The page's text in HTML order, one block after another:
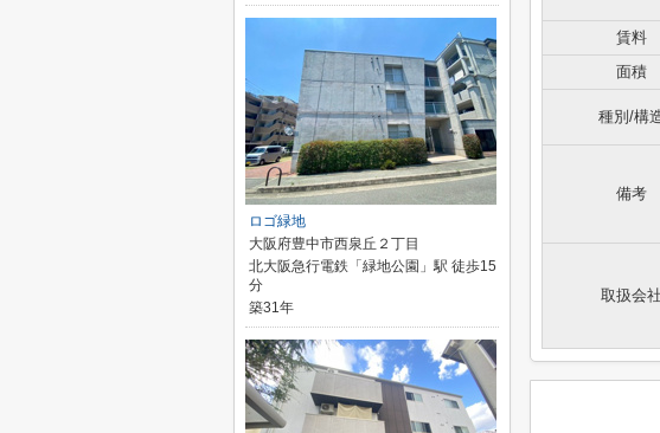
賃料
面積
種別/構
備考
取扱会社
ロゴ緑地
大阪府豊中市西泉丘２丁目
北大阪急行電鉄「緑地公園」駅 徒歩15
分
築31年